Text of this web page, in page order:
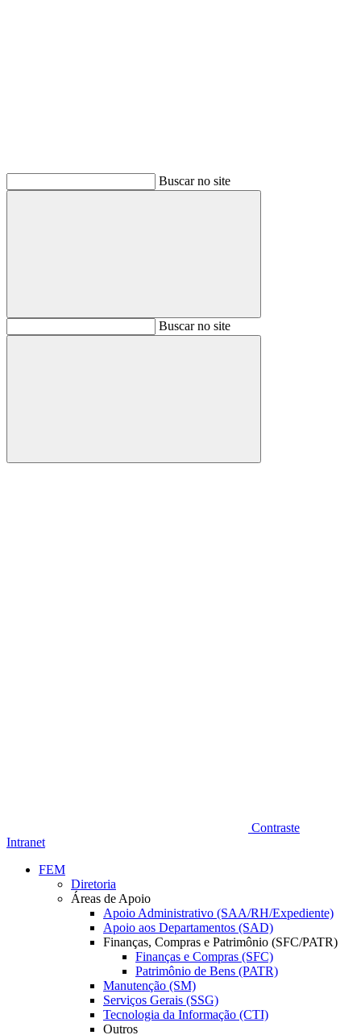
Buscar no site
BuscarBuscar no site
Buscar
Contraste
Intranet
FEM
Diretoria
Áreas de Apoio
Apoio Administrativo (SAA/RH/Expediente)
Apoio aos Departamentos (SAD)
Finanças, Compras e Patrimônio (SFC/PATR)
Finanças e Compras (SFC)
Patrimônio de Bens (PATR)
Manutenção (SM)
Serviços Gerais (SSG)
Tecnologia da Informação (CTI)
Outros